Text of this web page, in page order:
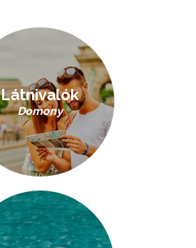
Látnivalók
Domony